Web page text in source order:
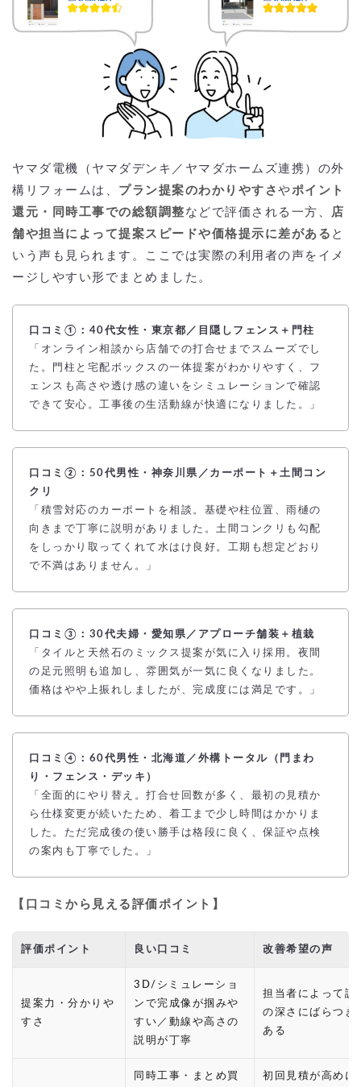
ヤマダ電機（ヤマダデンキ／ヤマダホームズ連携）の外
構リフォームは、 プラン提案のわかりやすさ やポイント
還元・同時工事での総額調整 などで評価される一方、
店
舗や担当によって提案スピードや価格提示に差がある と
いう声も見られます。ここでは実際の利用者の声をイメ
ージしやすい形でまとめました。
口コミ①：40代女性・東京都／目隠しフェンス＋門柱
「オンライン相談から店舗での打合せまでスムーズでし
た。門柱と宅配ボックスの一体提案がわかりやすく、フ
ェンスも高さや透け感の違いをシミュレーションで確認
できて安心。工事後の生活動線が快適になりました。」
口コミ②：50代男性・神奈川県／カーポート＋土間コン
クリ
「積雪対応のカーポートを相談。基礎や柱位置、雨樋の
向きまで丁寧に説明がありました。土間コンクリも勾配
をしっかり取ってくれて水はけ良好。工期も想定どおり
で不満はありません。」
口コミ③：30代夫婦・愛知県／アプローチ舗装＋植栽
「タイルと天然石のミックス提案が気に入り採用。夜間
の足元照明も追加し、雰囲気が一気に良くなりました。
価格はやや上振れしましたが、完成度には満足です。」
口コミ④：60代男性・北海道／外構トータル（門まわ
り・フェンス・デッキ）
「全面的にやり替え。打合せ回数が多く、最初の見積か
ら仕様変更が続いたため、着工まで少し時間はかかりま
した。ただ完成後の使い勝手は格段に良く、保証や点検
の案内も丁寧でした。」
【口コミから見える評価ポイント】
評価ポイント 良い口コミ 改善希望の声
提案力・分かりや
すさ
3D/シミュレーショ
ンで完成像が掴みや
すい／動線や高さの
説明が丁寧
担当者によって説
の深さにばらつき
ある
同時工事・まとめ買 初回見積が高めに